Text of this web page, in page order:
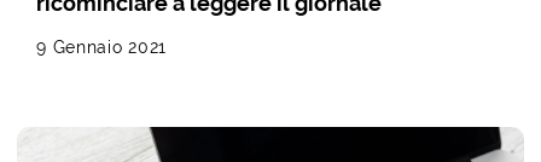
9 Gennaio 2021